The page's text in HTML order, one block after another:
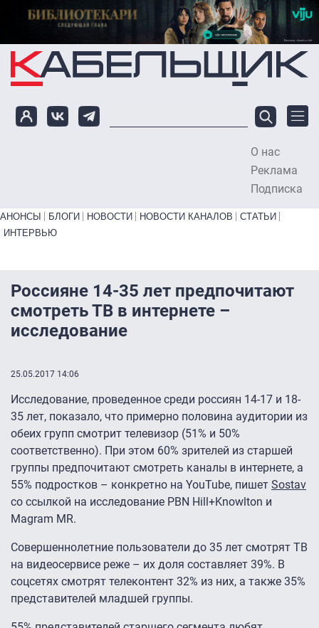
Перейти к основному содержанию
О нас
Реклама
Подписка
Primary links bottom
АНОНСЫ БЛОГИ НОВОСТИ НОВОСТИ КАНАЛОВ
СТАТЬИ
ИНТЕРВЬЮ
Россияне 14-35 лет предпочитают
смотреть ТВ в интернете –
исследование
25.05.2017 14:06
Исследование, проведенное среди россиян 14-17 и 18-
35 лет, показало, что примерно половина аудитории из
обеих групп смотрит телевизор (51% и 50%
соответственно). При этом 60% зрителей из старшей
группы предпочитают смотреть каналы в интернете, а
55% подростков – конкретно на YouTube, пишет Sostav
со ссылкой на исследование PBN Hill+Knowlton и
Magram MR.
Совершеннолетние пользователи до 35 лет смотрят ТВ
на видеосервисе реже – их доля составляет 39%. В
соцсетях смотрят телеконтент 32% из них, а также 35%
представителей младшей группы.